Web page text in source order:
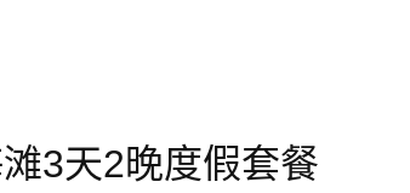
3天2晚度假套餐